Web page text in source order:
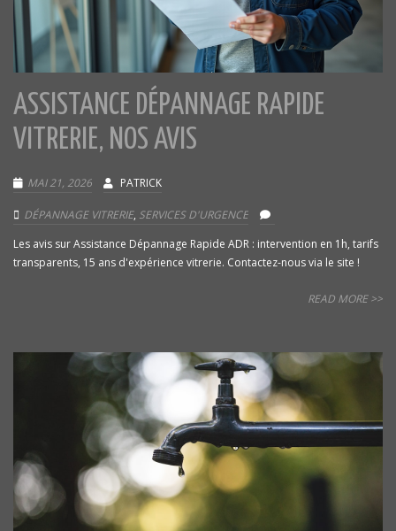
ASSISTANCE DÉPANNAGE RAPIDE
VITRERIE, NOS AVIS
MAI 21, 2026 PATRICK
DÉPANNAGE VITRERIE, SERVICES D'URGENCE
Les avis sur Assistance Dépannage Rapide ADR : intervention en 1h, tarifs
transparents, 15 ans d'expérience vitrerie. Contactez-nous via le site !
READ MORE >>